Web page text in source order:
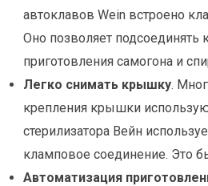
автоклавов Wein встроено
Оно позволяет подсоединять
приготовления самогона и
Легко снимать крышку.
крепления крышки
стерилизатора Вейн
кламповое соединение. Это
Автоматизация